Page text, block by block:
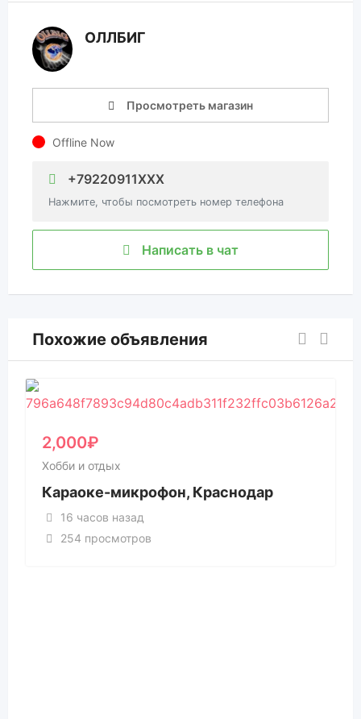
ОЛЛБИГ
Просмотреть магазин
Offline Now
+79220911XXX
Нажмите, чтобы посмотреть номер телефона
Написать в чат
Похожие объявления
2,000₽
Хобби и отдых
Караоке-микрофон, Краснодар
16 часов назад
254 просмотров